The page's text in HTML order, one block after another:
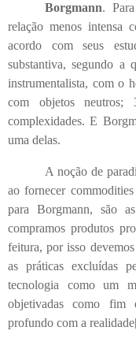
Borgmann.
relação menos intensa
acordo com seus
substantiva, segundo a
instrumentalista, com o
com objetos neutros;
complexidades. E
uma delas.
A noção de
ao fornecer
para Borgmann, são as
compramos produtos
feitura, por isso
as práticas excluídas
tecnologia como um
objetivadas como fim
profundo com a realidade